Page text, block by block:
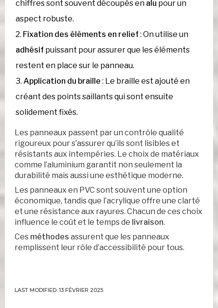
chiffres sont souvent découpés en alu pour un
aspect robuste.
Fixation des éléments en relief : On utilise un
adhésif puissant pour assurer que les éléments
restent en place sur le panneau.
Application du braille : Le braille est ajouté en
créant des points saillants qui sont ensuite
solidement fixés.
Les panneaux passent par un contrôle qualité
rigoureux pour s’assurer qu’ils sont lisibles et
résistants aux intempéries. Le choix de matériaux
comme l’aluminium garantit non seulement la
durabilité mais aussi une esthétique moderne.
Les panneaux en PVC sont souvent une option
économique, tandis que l’acrylique offre une clarté
et une résistance aux rayures. Chacun de ces choix
influence le coût et le temps de livraison.
Ces méthodes assurent que les panneaux
remplissent leur rôle d’accessibilité pour tous.
LAST MODIFIED: 13 FÉVRIER 2025